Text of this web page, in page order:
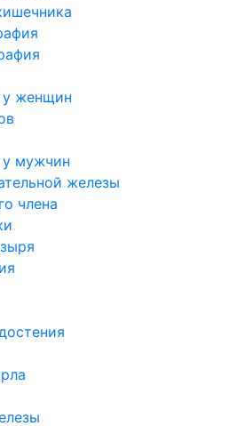
у женщин
мужчин
железы
члена